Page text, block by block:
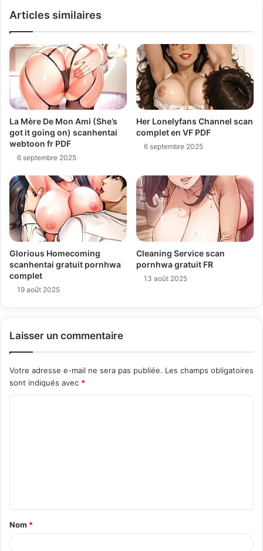
Articles similaires
La Mère De Mon Ami (She’s
got it going on) scanhentai
webtoon fr PDF
6 septembre 2025
Her Lonelyfans Channel scan
complet en VF PDF
6 septembre 2025
Glorious Homecoming
scanhentai gratuit pornhwa
complet
19 août 2025
Cleaning Service scan
pornhwa gratuit FR
13 août 2025
Laisser un commentaire
Votre adresse e-mail ne sera pas publiée. Les champs obligatoires
sont indiqués avec *
t
a
i
Nom *